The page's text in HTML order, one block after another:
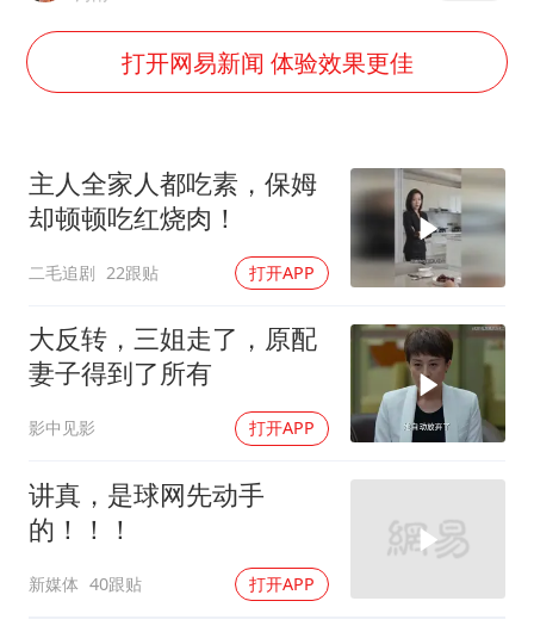
茅台部分直营店飞天茅台提价
夏日经济乘“热”而上 消费市场向“新”而行
酒店回应车内过夜被收150元
黄金牛市回来了吗
酒店花洒现排泄物住客索赔遭拒
杭州全市有序停课
乐享全民健身 共筑健康中国
打开网易新闻 体验效果更佳
主人全家人都吃素，保姆
却顿顿吃红烧肉！
二毛追剧 22跟贴 打开APP
大反转，三姐走了，原配
妻子得到了所有
影中见影 打开APP
讲真，是球网先动手
的！！！
新媒体 40跟贴 打开APP